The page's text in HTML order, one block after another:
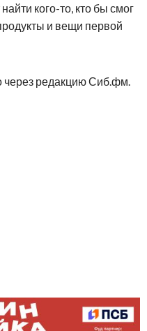
кого-то, кто бы смог
и вещи первой
редакцию Сиб.фм.